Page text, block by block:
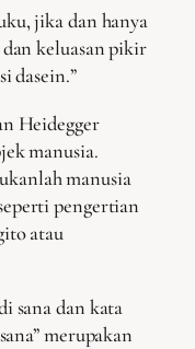
jika dan hanya
keluasan pikir
dasein.”
Heidegger
manusia.
manusia
pengertian
atau
sana dan kata
merupakan